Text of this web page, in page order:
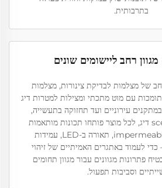
בתרבותית.
רחב ליישומים שונים
של מצלמות לבדיקת צינורות, מצלמות
עם מוט מתכתי ומצילות למטרות דיג
עירוניים ועד תחזוקה בתעשייה,
הנדסת ים ו scenarious דיג, לכל מוצר פותחו תכונות מותאמות
למשימה – עדשות impermeable, תאורה ב-LED, עמידות
כדי לעמוד באתגרים האמיתיים של זיהוי
פתרונות מגוונים עבור מגוון תחומים
וסביבות תפעול.